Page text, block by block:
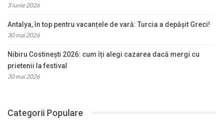
3 iunie 2026
Antalya, în top pentru vacanțele de vară: Turcia a depășit Greci!
30 mai 2026
Nibiru Costinești 2026: cum îți alegi cazarea dacă mergi cu
prietenii la festival
30 mai 2026
Categorii Populare